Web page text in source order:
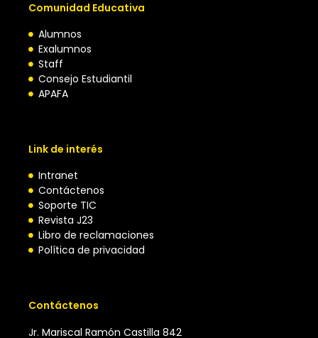
Comunidad Educativa
Alumnos
Exalumnos
Staff
Consejo Estudiantil
APAFA
Link de interés
Intranet
Contáctenos
Soporte TIC
Revista J23
Libro de reclamaciones
Política de privacidad
Contáctenos
Jr. Mariscal Ramón Castilla 842